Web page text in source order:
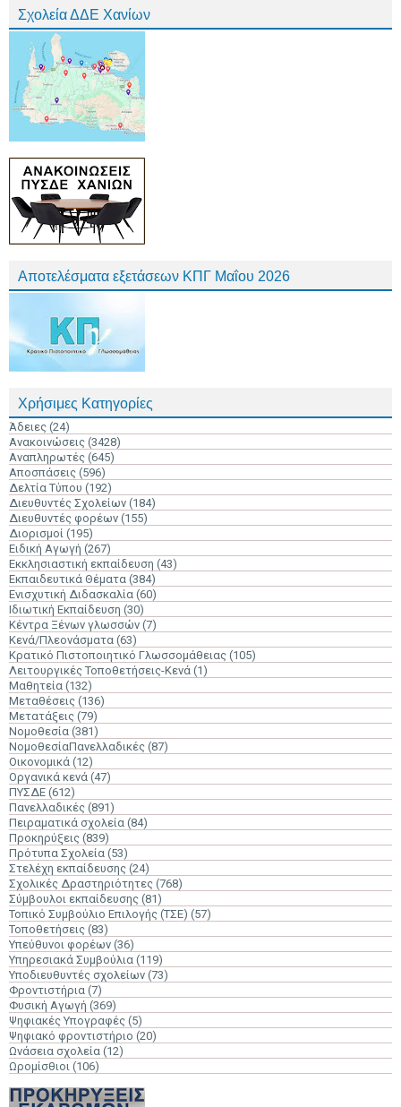
Σχολεία ΔΔΕ Χανίων
Αποτελέσματα εξετάσεων ΚΠΓ Μαΐου 2026
Χρήσιμες Κατηγορίες
Άδειες (24)
Ανακοινώσεις (3428)
Αναπληρωτές (645)
Αποσπάσεις (596)
Δελτία Τύπου (192)
Διευθυντές Σχολείων (184)
Διευθυντές φορέων (155)
Διορισμοί (195)
Ειδική Αγωγή (267)
Εκκλησιαστική εκπαίδευση (43)
Εκπαιδευτικά Θέματα (384)
Ενισχυτική Διδασκαλία (60)
Ιδιωτική Εκπαίδευση (30)
Κέντρα Ξένων γλωσσών (7)
Κενά/Πλεονάσματα (63)
Κρατικό Πιστοποιητικό Γλωσσομάθειας (105)
Λειτουργικές Τοποθετήσεις-Κενά (1)
Μαθητεία (132)
Μεταθέσεις (136)
Μετατάξεις (79)
Νομοθεσία (381)
ΝομοθεσίαΠανελλαδικές (87)
Οικονομικά (12)
Οργανικά κενά (47)
ΠΥΣΔΕ (612)
Πανελλαδικές (891)
Πειραματικά σχολεία (84)
Προκηρύξεις (839)
Πρότυπα Σχολεία (53)
Στελέχη εκπαίδευσης (24)
Σχολικές Δραστηριότητες (768)
Σύμβουλοι εκπαίδευσης (81)
Τοπικό Συμβούλιο Επιλογής (ΤΣΕ) (57)
Τοποθετήσεις (83)
Υπεύθυνοι φορέων (36)
Υπηρεσιακά Συμβούλια (119)
Υποδιευθυντές σχολείων (73)
Φροντιστήρια (7)
Φυσική Αγωγή (369)
Ψηφιακές Υπογραφές (5)
Ψηφιακό φροντιστήριο (20)
Ωνάσεια σχολεία (12)
Ωρομίσθιοι (106)